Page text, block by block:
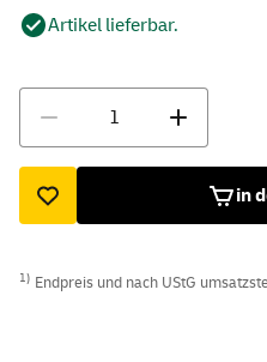
Artikel lieferbar.
in
1) Endpreis und nach UStG